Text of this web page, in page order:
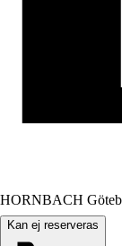
HORNBACH
Kan ej reserveras